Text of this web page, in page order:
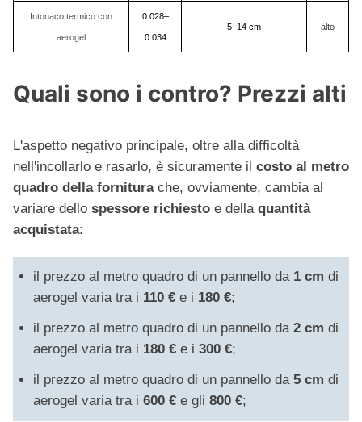
Intonaco termico con
aerogel
0.028–
0.034
5–14 cm alto
Quali sono i contro? Prezzi alti
L'aspetto negativo principale, oltre alla difficoltà
nell'incollarlo e rasarlo, è sicuramente il costo al metro
quadro della forniturache, ovviamente, cambia al
variare dello spessore richiesto e della quantità
acquistata:
il prezzo al metro quadro di un pannello da 1 cm di
aerogel varia tra i 110 € e i 180 €;
il prezzo al metro quadro di un pannello da 2 cm di
aerogel varia tra i 180 € e i 300 €;
il prezzo al metro quadro di un pannello da 5 cm di
aerogel varia tra i 600 € e gli 800 €;